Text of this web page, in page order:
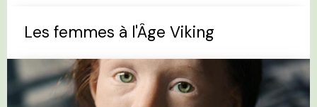
Les femmes à l'Âge Viking